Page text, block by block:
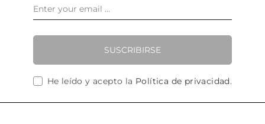
SUSCRIBIRSE
He leído y acepto la Política de privacidad.